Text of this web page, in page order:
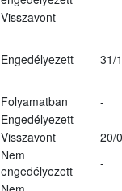
Visszavont
-
Engedélyezett 31/
Folyamatban
-
Engedélyezett
-
Visszavont
20/
Nem
engedélyezett
-